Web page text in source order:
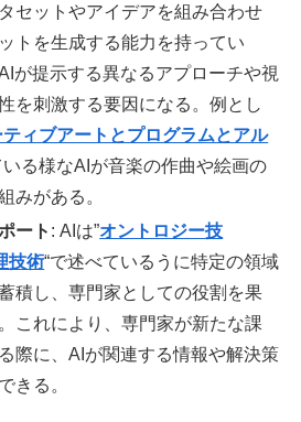
セットやアイデアを組み合わせ
トを生成する能力を持ってい
が提示する異なるアプローチや視
を刺激する要因になる。例とし
ィブアートとプログラムとアル
いる様なAIが音楽の作曲や絵画の
みがある。
ート : AIは”オントロジー技
技術“で述べているうに特定の領域
積し、専門家としての役割を果
これにより、専門家が新たな課
際に、AIが関連する情報や解決策
きる。